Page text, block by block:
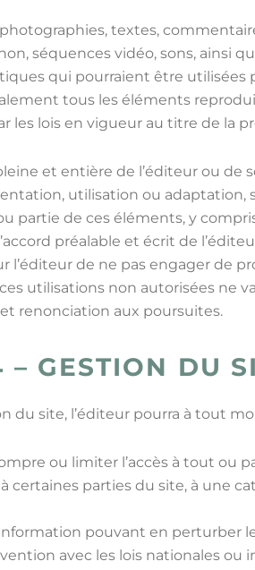
textes,
séquences vidéo, sons, ainsi
qui pourraient être utilisées
tous les éléments
les lois en vigueur au titre de la
et entière de l’éditeur ou de
utilisation ou adaptation,
partie de ces éléments, y
préalable et écrit de
l’éditeur de ne pas engager de
utilisations non autorisées ne
renonciation aux poursuites.
– GESTION DU
du site, l’éditeur pourra à tout
ou limiter l’accès à tout ou
à certaines parties du site, à une
pouvant en perturber
avec les lois nationales ou